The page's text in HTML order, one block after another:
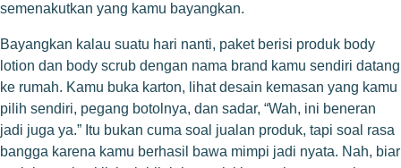
semenakutkan yang kamu bayangkan.
Bayangkan kalau suatu hari nanti, paket berisi produk body
lotion dan body scrub dengan nama brand kamu sendiri datang
ke rumah. Kamu buka karton, lihat desain kemasan yang kamu
pilih sendiri, pegang botolnya, dan sadar, “Wah, ini beneran
jadi juga ya.” Itu bukan cuma soal jualan produk, tapi soal rasa
bangga karena kamu berhasil bawa mimpi jadi nyata. Nah, biar